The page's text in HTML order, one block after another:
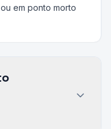
em ponto morto